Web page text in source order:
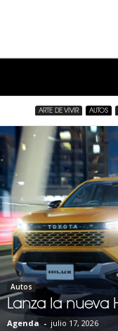
ARTE DE VIVIR AUTOS
Autos
Lanza la nueva
Agenda - julio 17, 2026